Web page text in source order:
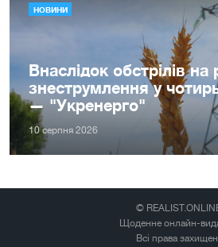
НОВИНИ
Внаслідок обстрілів на
знеструмлення у
— "Укренерго"
10 серпня 2026
©
Щоденне онлайн-
Всі права